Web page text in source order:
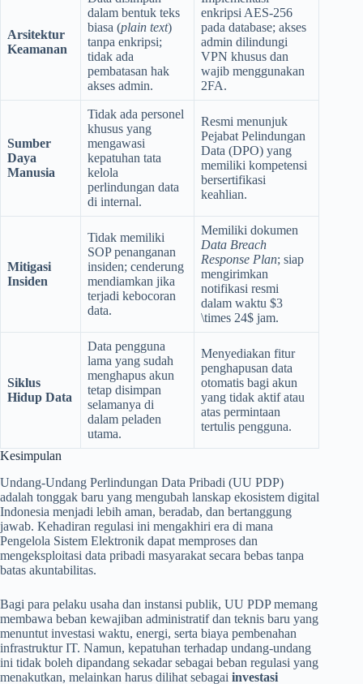
Arsitektur
Keamanan
dalam bentuk teks
biasa (plain text)
tanpa enkripsi;
tidak ada
pembatasan hak
akses admin.
enkripsi AES-256
pada database; akses
admin dilindungi
VPN khusus dan
wajib menggunakan
2FA.
Sumber
Daya
Manusia
Tidak ada personel
khusus yang
mengawasi
kepatuhan tata
kelola
perlindungan data
di internal.
Resmi menunjuk
Pejabat Pelindungan
Data (DPO) yang
memiliki kompetensi
bersertifikasi
keahlian.
Mitigasi
Insiden
Tidak memiliki
SOP penanganan
insiden; cenderung
mendiamkan jika
terjadi kebocoran
data.
Memiliki dokumen
Data Breach
Response Plan; siap
mengirimkan
notifikasi resmi
dalam waktu $3
\times 24$ jam.
Siklus
Hidup Data
Data pengguna
lama yang sudah
menghapus akun
tetap disimpan
selamanya di
dalam peladen
utama.
Menyediakan fitur
penghapusan data
otomatis bagi akun
yang tidak aktif atau
atas permintaan
tertulis pengguna.
Kesimpulan
Undang-Undang Perlindungan Data Pribadi (UU PDP)
adalah tonggak baru yang mengubah lanskap ekosistem digital
Indonesia menjadi lebih aman, beradab, dan bertanggung
jawab. Kehadiran regulasi ini mengakhiri era di mana
Pengelola Sistem Elektronik dapat memproses dan
mengeksploitasi data pribadi masyarakat secara bebas tanpa
batas akuntabilitas.
Bagi para pelaku usaha dan instansi publik, UU PDP memang
membawa beban kewajiban administratif dan teknis baru yang
menuntut investasi waktu, energi, serta biaya pembenahan
infrastruktur IT. Namun, kepatuhan terhadap undang-undang
ini tidak boleh dipandang sekadar sebagai beban regulasi yang
menakutkan, melainkan harus dilihat sebagai investasi